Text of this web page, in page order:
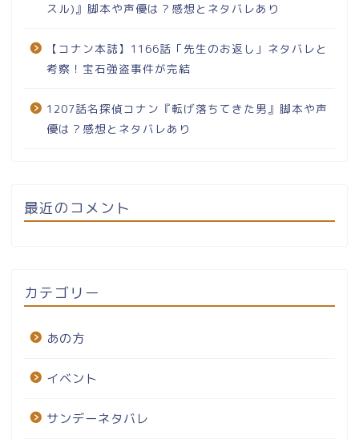
スル)』脚本や声優は？感想とネタバレあり
【コナン本誌】1166話「先生のお返し」ネタバレと
考察！宝石強盗事件が完結
1207話名探偵コナン『転げ落ちてきた男』脚本や声
優は？感想とネタバレあり
最近のコメント
カテゴリー
あの方
イベント
サンデーネタバレ